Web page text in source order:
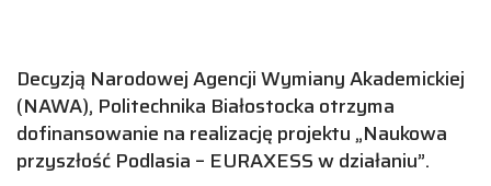
Decyzją Narodowej Agencji Wymiany Akademickiej
(NAWA), Politechnika Białostocka otrzyma
dofinansowanie na realizację projektu „Naukowa
przyszłość Podlasia – EURAXESS w działaniu”.